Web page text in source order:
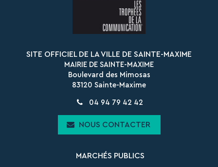
SITE OFFICIEL DE LA VILLE DE SAINTE-MAXIME
MAIRIE DE SAINTE-MAXIME
Boulevard des Mimosas
83120 Sainte-Maxime
04 94 79 42 42
NOUS CONTACTER
MARCHÉS PUBLICS